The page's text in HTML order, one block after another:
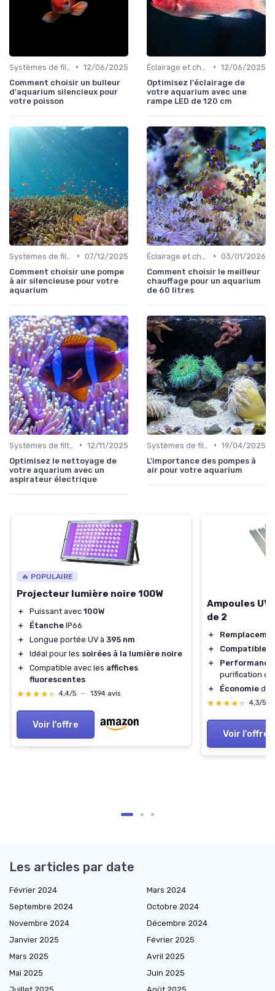
• 12/06/2025
Comment choisir un bulleur
d'aquarium silencieux pour
votre poisson
• 12/06/2025
Optimisez l'éclairage de
votre aquarium avec une
rampe LED de 120 cm
• 07/12/2025
Comment choisir une pompe
à air silencieuse pour votre
aquarium
• 03/01/2026
Comment choisir le meilleur
chauffage pour un aquarium
de 60 litres
• 12/11/2025
Optimisez le nettoyage de
votre aquarium avec un
aspirateur électrique
• 19/04/2025
L'importance des pompes à
air pour votre aquarium
🔥 POPULAIRE
Projecteur lumière noire 100W
＋ Puissant avec 100W
＋
Étanche IP66
＋
Longue portée UV à 395 nm
＋
Idéal pour les soirées à la lumière noire
＋
Compatible avec les affiches
fluorescentes
★★★★★
★★★★★ 4,4/5 — 1394 avis
Voir l'offre
Ampoules
de 2
＋
＋
Compatible
＋
Performance
purification de
＋
Économie
★★★★★
★★★★★ 4,3/5
Voir l'offre
Les articles par date
Février 2024
Mars 2024
Septembre 2024
Octobre 2024
Novembre 2024
Décembre 2024
Janvier 2025
Février 2025
Mars 2025
Avril 2025
Mai 2025
Juin 2025